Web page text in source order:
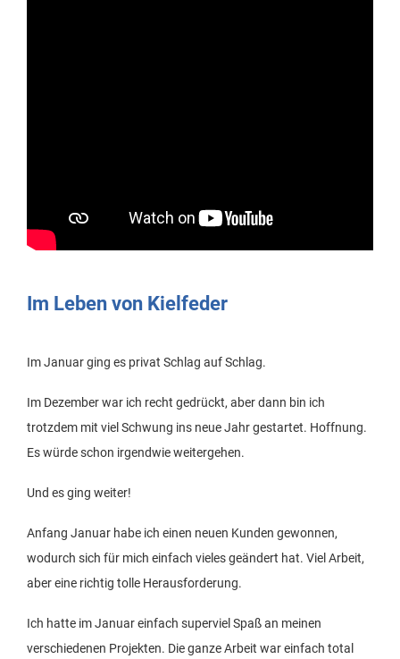
Im Leben von Kielfeder
Im Januar ging es privat Schlag auf Schlag.
Im Dezember war ich recht gedrückt, aber dann bin ich
trotzdem mit viel Schwung ins neue Jahr gestartet. Hoffnung.
Es würde schon irgendwie weitergehen.
Und es ging weiter!
Anfang Januar habe ich einen neuen Kunden gewonnen,
wodurch sich für mich einfach vieles geändert hat. Viel Arbeit,
aber eine richtig tolle Herausforderung.
Ich hatte im Januar einfach superviel Spaß an meinen
verschiedenen Projekten. Die ganze Arbeit war einfach total